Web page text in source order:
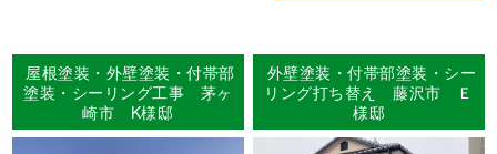
屋根塗装・外壁塗装・付帯部
塗装・シーリング工事 茅ヶ
崎市 K様邸
外壁塗装・付帯部塗装・シー
リング打ち替え 藤沢市 Ｅ
様邸